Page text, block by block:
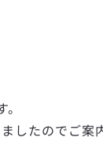
たのでご案